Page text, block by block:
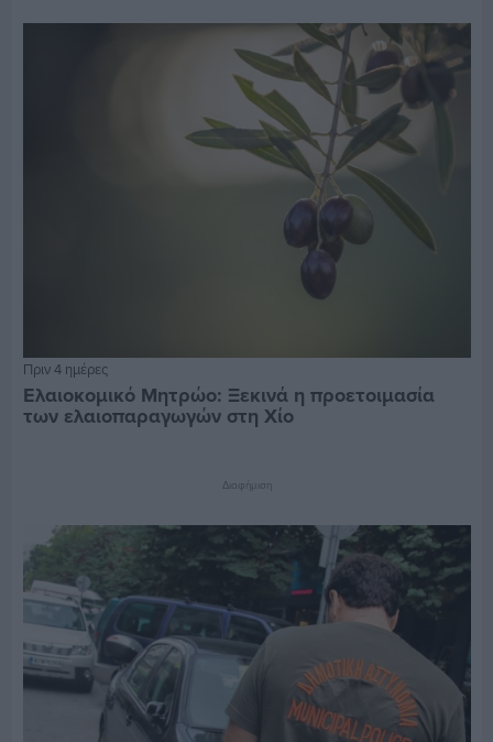
Πριν 4 ημέρες
Ελαιοκομικό Μητρώο: Ξεκινά η προετοιμασία
των ελαιοπαραγωγών στη Χίο
Διαφήμιση